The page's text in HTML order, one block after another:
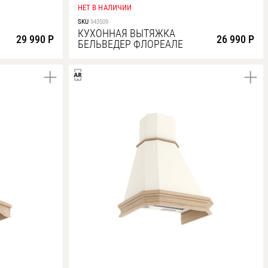
29 990 Р
НЕТ В НАЛИЧИИ
SKU 943509
КУХОННАЯ ВЫТЯЖКА
БЕЛЬВЕДЕР ФЛОРЕАЛЕ
26 990 Р